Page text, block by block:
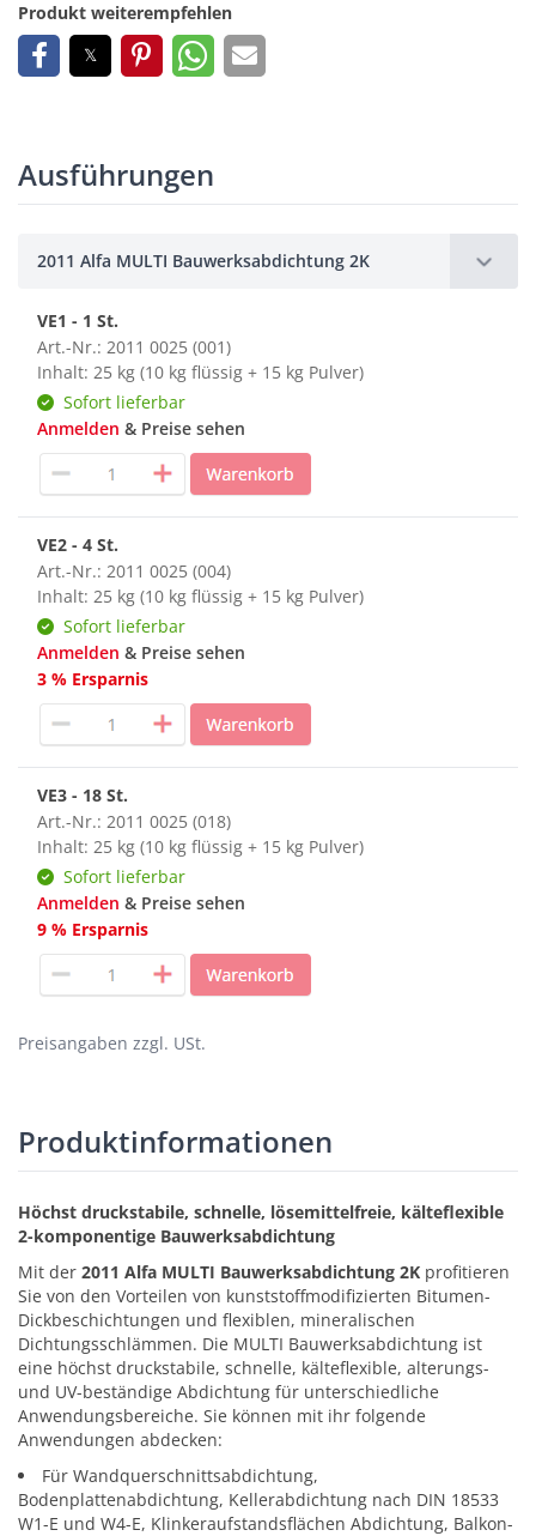
Produkt weiterempfehlen
Ausführungen
2011 Alfa MULTI Bauwerksabdichtung 2K
VE1 - 1 St.
Art.-Nr.: 2011 0025 (001)
Inhalt: 25 kg (10 kg flüssig + 15 kg Pulver)
Sofort lieferbar
Anmelden & Preise sehen
VE2 - 4 St.
Art.-Nr.: 2011 0025 (004)
Inhalt: 25 kg (10 kg flüssig + 15 kg Pulver)
Sofort lieferbar
Anmelden & Preise sehen
3 % Ersparnis
VE3 - 18 St.
Art.-Nr.: 2011 0025 (018)
Inhalt: 25 kg (10 kg flüssig + 15 kg Pulver)
Sofort lieferbar
Anmelden & Preise sehen
9 % Ersparnis
Preisangaben zzgl. USt.
Produktinformationen
Höchst druckstabile, schnelle, lösemittelfreie, kälteflexible
2-komponentige Bauwerksabdichtung
Mit der 2011 Alfa MULTI Bauwerksabdichtung 2K profitieren
Sie von den Vorteilen von kunststoffmodifizierten Bitumen-
Dickbeschichtungen und flexiblen, mineralischen
Dichtungsschlämmen. Die MULTI Bauwerksabdichtung ist
eine höchst druckstabile, schnelle, kälteflexible, alterungs-
und UV-beständige Abdichtung für unterschiedliche
Anwendungsbereiche. Sie können mit ihr folgende
Anwendungen abdecken:
Für Wandquerschnittsabdichtung,
Bodenplattenabdichtung, Kellerabdichtung nach DIN 18533
W1-E und W4-E, Klinkeraufstandsflächen Abdichtung, Balkon-